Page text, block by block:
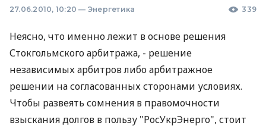
27.06.2010, 10:20 — Энергетика 339
Неясно, что именно лежит в основе решения
Стокгольмского арбитража, - решение
независимых арбитров либо арбитражное
решении на согласованных сторонами условиях.
Чтобы развеять сомнения в правомочности
взыскания долгов в пользу "РосУкрЭнерго", стоит